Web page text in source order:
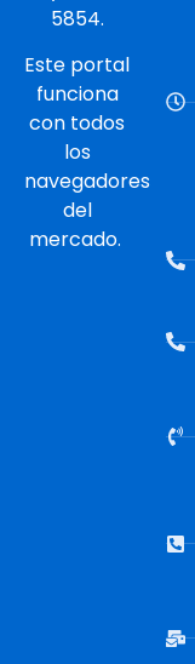
5854.
Este portal
funciona
con todos
los
navegadores
del
mercado.